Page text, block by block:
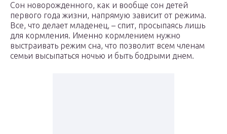
Сон новорожденного, как и вообще сон детей
первого года жизни, напрямую зависит от режима.
Все, что делает младенец, – спит, просыпаясь лишь
для кормления. Именно кормлением нужно
выстраивать режим сна, что позволит всем членам
семьи высыпаться ночью и быть бодрыми днем.